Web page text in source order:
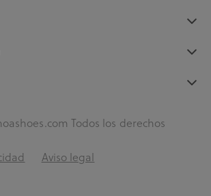
Todos los derechos
Aviso legal